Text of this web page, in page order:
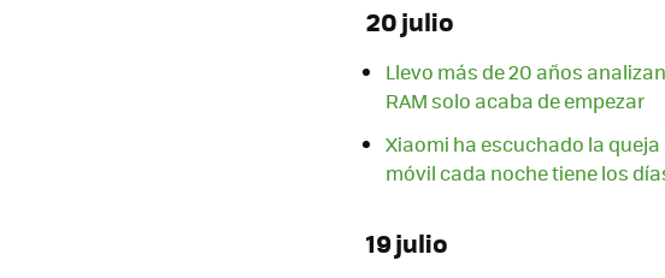
20 julio
Llevo más de 20 años
RAM solo acaba de empezar
Xiaomi ha escuchado la queja
móvil cada noche tiene los
19 julio